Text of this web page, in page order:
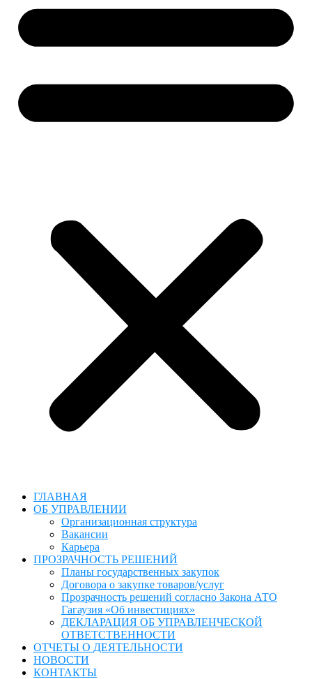
ГЛАВНАЯ
ОБ УПРАВЛЕНИИ
Организационная структура
Вакансии
Карьера
ПРОЗРАЧНОСТЬ РЕШЕНИЙ
Планы государственных закупок
Договора о закупке товаров/услуг
Прозрачность решений согласно Закона АТО
Гагаузия «Об инвестициях»
ДЕКЛАРАЦИЯ ОБ УПРАВЛЕНЧЕСКОЙ
ОТВЕТСТВЕННОСТИ
ОТЧЕТЫ О ДЕЯТЕЛЬНОСТИ
НОВОСТИ
КОНТАКТЫ